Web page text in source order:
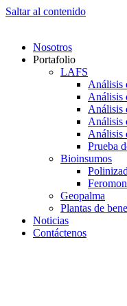
Saltar al contenido
Nosotros
Portafolio
LAFS
Análisis
Análisis
Análisis
Análisis
Análisis
Prueba
Bioinsumos
Geopalma
Plantas de
Noticias
Contáctenos